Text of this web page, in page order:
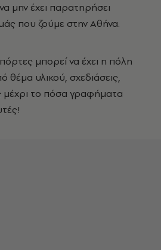
μην έχει παρατηρήσει
που ζούμε στην Αθήνα.
μπορεί να έχει η πόλη
θέμα υλικού, σχεδιάσεις,
μέχρι το πόσα γραφήματα